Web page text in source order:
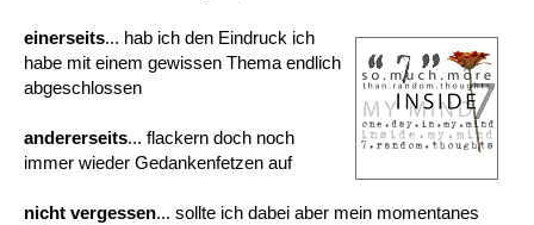
einerseits... hab ich den Eindruck ich
habe mit einem gewissen Thema endlich
abgeschlossen
andererseits... flackern doch noch
immer wieder Gedankenfetzen auf
nicht vergessen... sollte ich dabei aber mein momentanes